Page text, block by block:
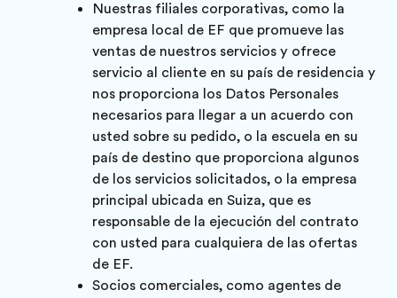
Nuestras filiales corporativas, como la
empresa local de EF que promueve las
ventas de nuestros servicios y ofrece
servicio al cliente en su país de residencia y
nos proporciona los Datos Personales
necesarios para llegar a un acuerdo con
usted sobre su pedido, o la escuela en su
país de destino que proporciona algunos
de los servicios solicitados, o la empresa
principal ubicada en Suiza, que es
responsable de la ejecución del contrato
con usted para cualquiera de las ofertas
de EF.
Socios comerciales, como agentes de